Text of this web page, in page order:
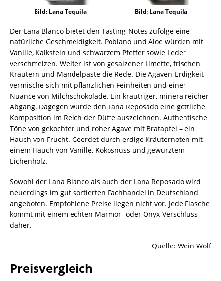
Bild: Lana Tequila Bild: Lana Tequila
Der Lana Blanco bietet den Tasting-Notes zufolge eine
natürliche Geschmeidigkeit. Poblano und Aloe würden mit
Vanille, Kalkstein und schwarzem Pfeffer sowie Leder
verschmelzen. Weiter ist von gesalzener Limette, frischen
Kräutern und Mandelpaste die Rede. Die Agaven-Erdigkeit
vermische sich mit pflanzlichen Feinheiten und einer
Nuance von Milchschokolade. Ein kräutriger, mineralreicher
Abgang. Dagegen würde den Lana Reposado eine göttliche
Komposition im Reich der Düfte auszeichnen. Authentische
Töne von gekochter und roher Agave mit Bratapfel – ein
Hauch von Frucht. Geerdet durch erdige Kräuternoten mit
einem Hauch von Vanille, Kokosnuss und gewürztem
Eichenholz.
Sowohl der Lana Blanco als auch der Lana Reposado wird
neuerdings im gut sortierten Fachhandel in Deutschland
angeboten. Empfohlene Preise liegen nicht vor. Jede Flasche
kommt mit einem echten Marmor- oder Onyx-Verschluss
daher.
Quelle: Wein Wolf
Preisvergleich